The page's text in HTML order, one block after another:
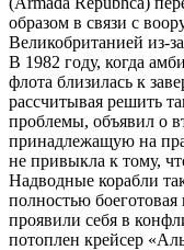
образом в связи с
Великобританией из-
В 1982 году, когда
флота близилась к
рассчитывая решить
проблемы, объявил о
принадлежащую на
не привыкла к тому,
Надводные корабли
полностью
проявили себя в
потоплен крейсер